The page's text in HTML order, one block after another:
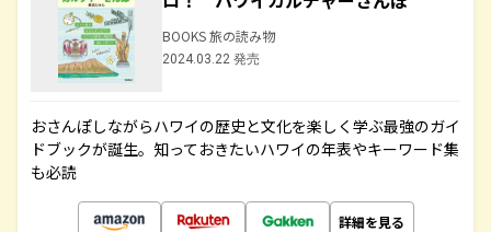
BOOKS 旅の読み物
2024.03.22 発売
おさんぽしながらハワイの歴史と文化を楽しく学ぶ最強のガイ
ドブックが誕生。知っておきたいハワイの年表やキーワード集
も必読
詳細を見る